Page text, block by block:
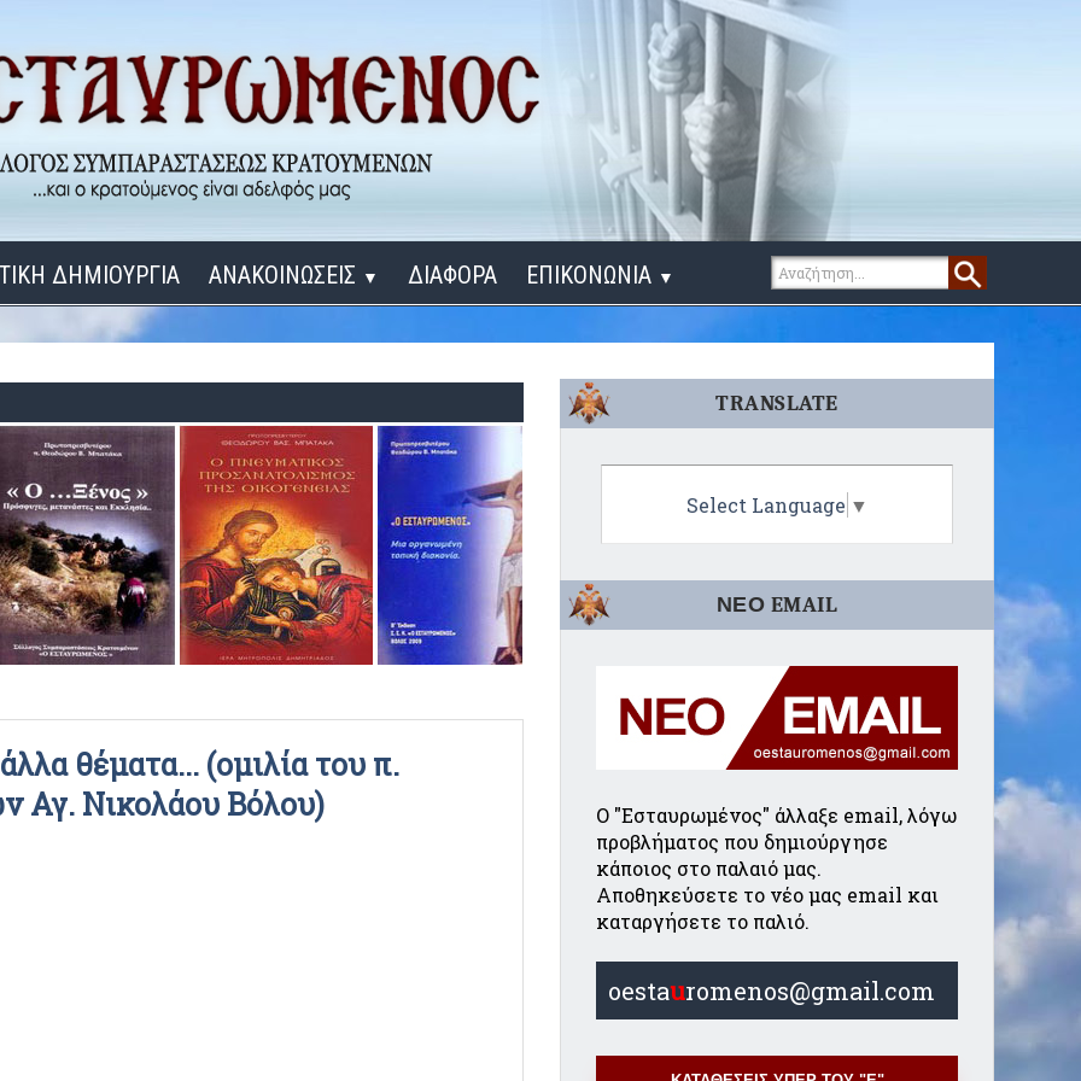
ΔΗΜΙΟΥΡΓΙΑ ΑΝΑΚΟΙΝΩΣΕΙΣ ▼
ΔΙΔΑΞΟΝ ΜΕ, ΚΥΡΙΕ
ΓΙΑ ΤΟΥΣ ΜΙΚΡΟΥΣ ΜΑΣ ΦΙΛΟΥΣ
ΡΑΔΙΟΦΩΝΙΚΕΣ ΕΚΠΟΜΠΕΣ
ΒΙΝΤΕΟ
ΔΙΑΦΟΡΑ ΕΠΙΚΟΝΩΝΙΑ ▼
θέματα... (ομιλία του π.
Αγ. Νικολάου Βόλου)
TRANSLATE
Select Language ▼
ΝΕΟ EMAIL
Ο "Εσταυρωμένος" άλλαξε email, λόγω
προβλήματος που δημιούργησε
κάποιος στο παλαιό μας.
Αποθηκεύσετε το νέο μας email και
καταργήσετε το παλιό.
oestauromenos@gmail.com